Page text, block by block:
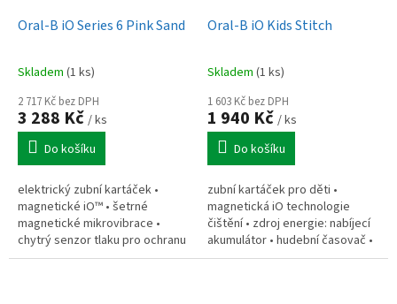
Oral-B iO Series 6 Pink Sand
Skladem (1 ks)
2 717 Kč bez DPH
3 288 Kč / ks
Do košíku
elektrický zubní kartáček •
magnetické iO™ • šetrné
magnetické mikrovibrace •
chytrý senzor tlaku pro ochranu
dásní • 5 personalizovaných
Oral-B iO Kids Stitch
Skladem (1 ks)
1 603 Kč bez DPH
1 940 Kč / ks
Do košíku
zubní kartáček pro děti •
magnetická iO technologie
čištění • zdroj energie: nabíjecí
akumulátor • hudební časovač •
3 režimy čištění • tlakový senzor